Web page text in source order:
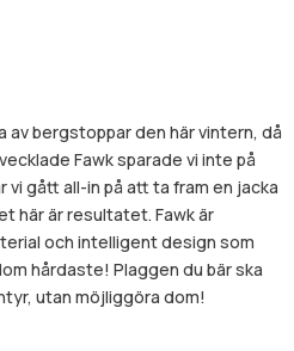
av bergstoppar den här vintern, då
Fawk sparade vi inte på
gått all-in på att ta fram en jacka
här är resultatet. Fawk är
och intelligent design som
hårdaste! Plaggen du bär ska
utan möjliggöra dom!